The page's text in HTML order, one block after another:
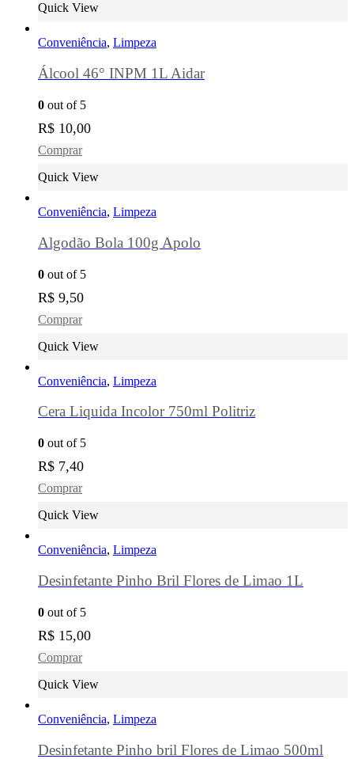
Quick View
Conveniência, Limpeza
Álcool 46° INPM 1L Aidar
0 out of 5
R$ 10,00
Comprar
Quick View
Conveniência, Limpeza
Algodão Bola 100g Apolo
0 out of 5
R$ 9,50
Comprar
Quick View
Conveniência, Limpeza
Cera Liquida Incolor 750ml Politriz
0 out of 5
R$ 7,40
Comprar
Quick View
Conveniência, Limpeza
Desinfetante Pinho Bril Flores de Limao 1L
0 out of 5
R$ 15,00
Comprar
Quick View
Conveniência, Limpeza
Desinfetante Pinho bril Flores de Limao 500ml